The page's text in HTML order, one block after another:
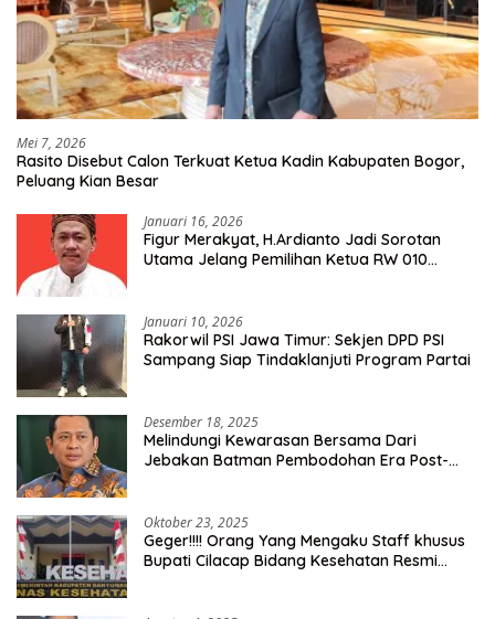
Mei 7, 2026
Rasito Disebut Calon Terkuat Ketua Kadin Kabupaten Bogor,
Peluang Kian Besar
Januari 16, 2026
Figur Merakyat, H.Ardianto Jadi Sorotan
Utama Jelang Pemilihan Ketua RW 010
Januari 10, 2026
Rakorwil PSI Jawa Timur: Sekjen DPD PSI
Sampang Siap Tindaklanjuti Program Partai
Desember 18, 2025
Melindungi Kewarasan Bersama Dari
Jebakan Batman Pembodohan Era Post-
Oktober 23, 2025
Geger!!!! Orang Yang Mengaku Staff khusus
Bupati Cilacap Bidang Kesehatan Resmi